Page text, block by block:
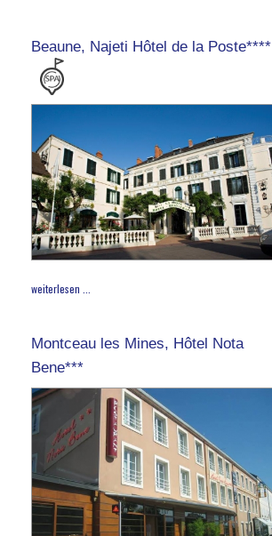
Beaune, Najeti Hôtel de la Poste****
weiterlesen ...
Montceau les Mines, Hôtel Nota
Bene***